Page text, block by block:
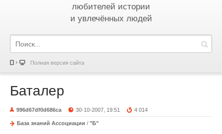
любителей истории
и увлечённых людей
Полная версия сайта
Баталер
996d67df0d686ca 30-10-2007, 19:51 4 014
База знаний Ассоциации / "Б"